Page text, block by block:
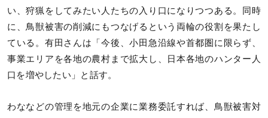
い、狩猟をしてみたい人たちの入り口になりつつある。同時
に、鳥獣被害の削減にもつなげるという両輪の役割を果たし
ている。有田さんは「今後、小田急沿線や首都圏に限らず、
事業エリアを各地の農村まで拡大し、日本各地のハンター人
口を増やしたい」と話す。
わななどの管理を地元の企業に業務委託すれば、鳥獣被害対